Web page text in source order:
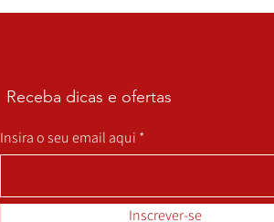
Receba dicas e ofertas
Insira o seu email aqui
Inscrever-se